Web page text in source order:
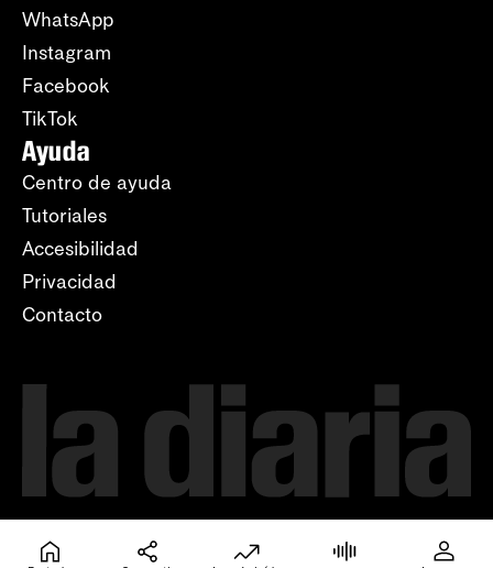
WhatsApp
Instagram
Facebook
TikTok
Ayuda
Centro de ayuda
Tutoriales
Accesibilidad
Privacidad
Contacto